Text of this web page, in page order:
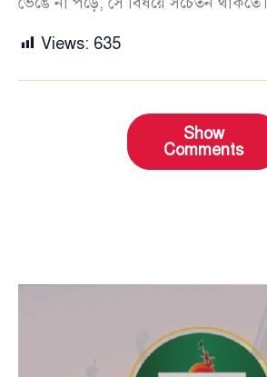
Views: 635
Show
Comments